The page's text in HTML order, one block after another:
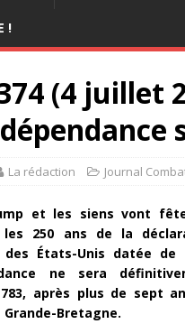
!
(4 juillet
La rédaction Journal
et les siens vont
les 250 ans de la
des États-Unis datée de
ne sera
après plus de sept
Bretagne.